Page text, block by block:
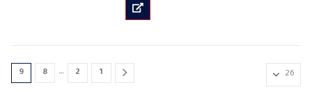
من
الأشكال
المنتج.
يمكن
1
2
…
8
9